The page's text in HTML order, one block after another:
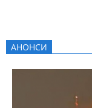
АНОНСИ